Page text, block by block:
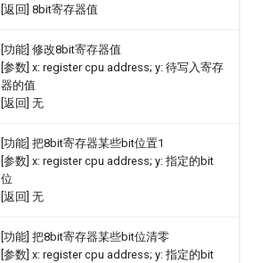
[返回] 8bit寄存器值
[功能] 修改8bit寄存器值
[参数] x: register cpu address; y: 待写入寄存
器的值
[返回] 无
[功能] 把8bit寄存器某些bit位置1
[参数] x: register cpu address; y: 指定的bit
位
[返回] 无
[功能] 把8bit寄存器某些bit位清零
[参数] x: register cpu address; y: 指定的bit